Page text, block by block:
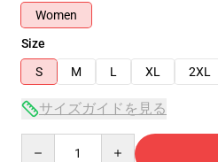
Women
Size
S
M L XL 2XL
サイズガイドを見る